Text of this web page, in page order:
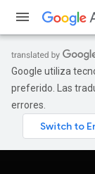
Google utiliza
preferido. Las
errores.